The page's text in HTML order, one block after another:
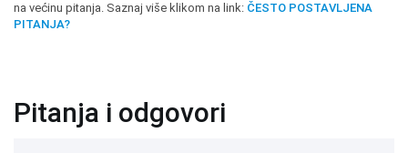
na većinu pitanja. Saznaj više klikom na link: ČESTO POSTAVLJENA
PITANJA?
Pitanja i odgovori